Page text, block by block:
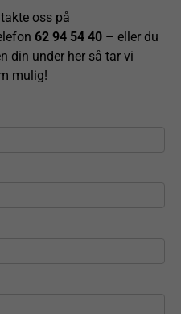
oss på
62 94 54 40 – eller du
din under her så tar vi
mulig!